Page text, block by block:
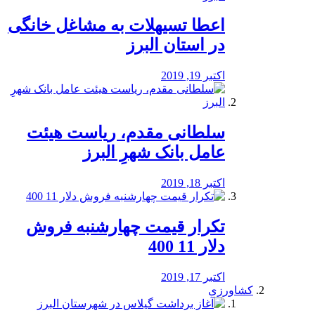
️اعطا تسیهلات به مشاغل خانگی
در استان البرز
اکتبر 19, 2019
سلطانی مقدم، ریاست هیئت
عامل بانک شهرِ البرز
اکتبر 18, 2019
تکرار قیمت چهارشنبه فروش
دلار 11 400
اکتبر 17, 2019
کشاورزی